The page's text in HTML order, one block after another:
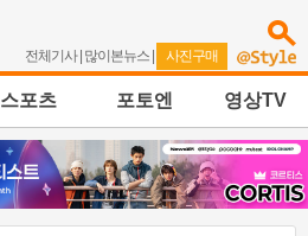
전체기사| 많이본뉴스 | 사진구매
스포츠 포토엔 영상TV